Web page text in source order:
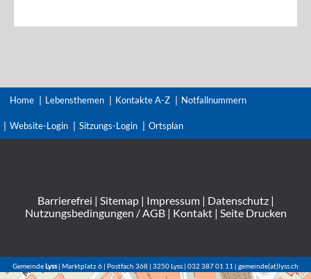
Home Lebensthemen Kontakte A-Z Notfallnummern
Website-Login Sitzungs-Login Ortsplan
Barrierefrei | Sitemap| Impressum| Datenschutz|
Nutzungsbedingungen / AGB| Kontakt| Seite Drucken
GemeindeLyss| Marktplatz 6 | Postfach 368 | 3250 Lyss | 032 387 01 11 | gemeinde(at)lyss.ch